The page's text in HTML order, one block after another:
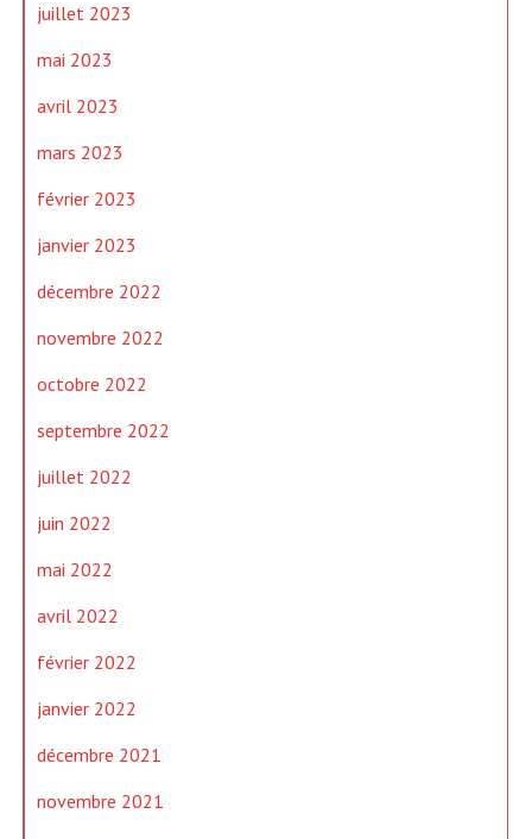
juillet 2023
mai 2023
avril 2023
mars 2023
février 2023
janvier 2023
décembre 2022
novembre 2022
octobre 2022
septembre 2022
juillet 2022
juin 2022
mai 2022
avril 2022
février 2022
janvier 2022
décembre 2021
novembre 2021